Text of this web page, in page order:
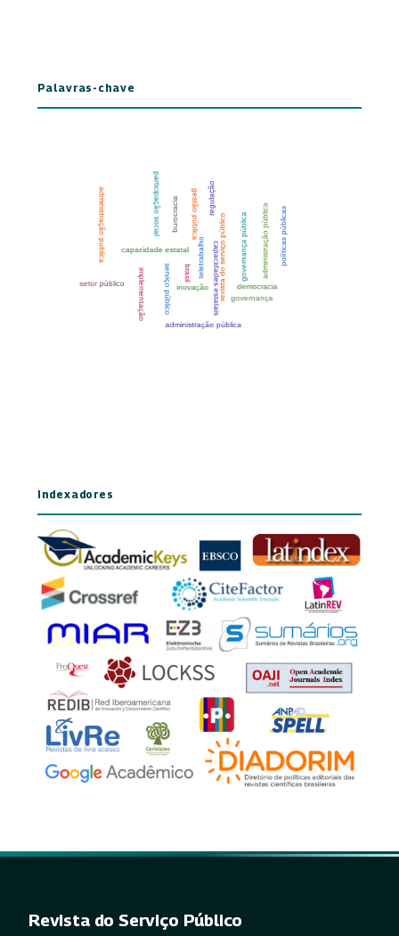
Palavras-chave
Indexadores
Revista do Serviço Público